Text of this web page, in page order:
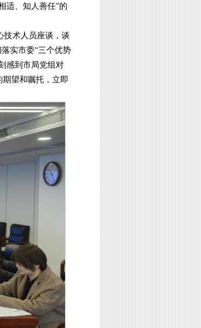
适、知人善任”的
技术人员座谈，谈
实市委“三个优势
感到市局党组对
望和嘱托，立即